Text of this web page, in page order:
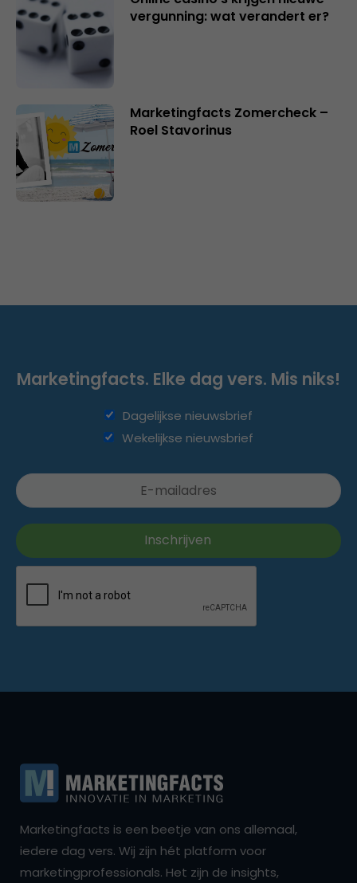
vergunning: wat verandert er?
Marketingfacts Zomercheck –
Roel Stavorinus
Marketingfacts. Elke dag vers. Mis niks!
Dagelijkse nieuwsbrief
Wekelijkse nieuwsbrief
Marketingfacts is een beetje van ons allemaal,
iedere dag vers. Wij zijn hét platform voor
marketingprofessionals. Het zijn de insights,